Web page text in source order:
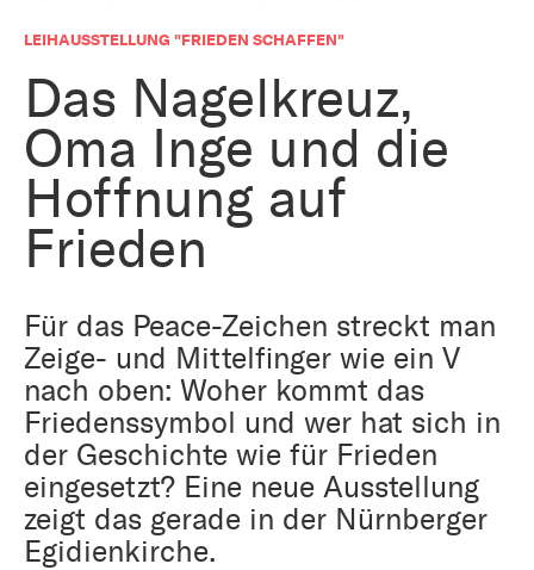
LEIHAUSSTELLUNG "FRIEDEN SCHAFFEN"
Das Nagelkreuz,
Oma Inge und die
Hoffnung auf
Frieden
Für das Peace-Zeichen streckt man
Zeige- und Mittelfinger wie ein V
nach oben: Woher kommt das
Friedenssymbol und wer hat sich in
der Geschichte wie für Frieden
eingesetzt? Eine neue Ausstellung
zeigt das gerade in der Nürnberger
Egidienkirche.
Reformprozess PUK
Arbeiten bei der Kirche
Ökumene
Religion in der Schule
Kunst
Aktiv gegen Missbrauch
Bildung und Gesellschaft
Tourismus
Gegen Rechtsextremismus